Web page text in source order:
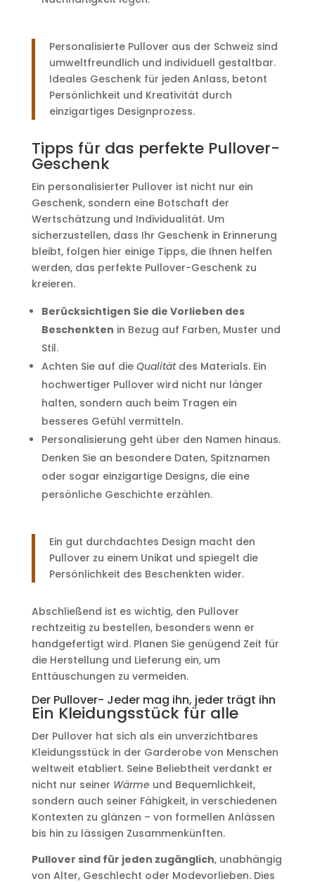
Personalisierte Pullover aus der Schweiz sind
umweltfreundlich und individuell gestaltbar.
Ideales Geschenk für jeden Anlass, betont
Persönlichkeit und Kreativität durch
einzigartiges Designprozess.
Tipps für das perfekte Pullover-
Geschenk
Ein personalisierter Pullover ist nicht nur ein
Geschenk, sondern eine Botschaft der
Wertschätzung und Individualität. Um
sicherzustellen, dass Ihr Geschenk in Erinnerung
bleibt, folgen hier einige Tipps, die Ihnen helfen
werden, das perfekte Pullover-Geschenk zu
kreieren.
Berücksichtigen Sie die Vorlieben des
Beschenkten in Bezug auf Farben, Muster und
Stil.
Achten Sie auf die Qualitätdes Materials. Ein
hochwertiger Pullover wird nicht nur länger
halten, sondern auch beim Tragen ein
besseres Gefühl vermitteln.
Personalisierung geht über den Namen hinaus.
Denken Sie an besondere Daten, Spitznamen
oder sogar einzigartige Designs, die eine
persönliche Geschichte erzählen.
Ein gut durchdachtes Design macht den
Pullover zu einem Unikat und spiegelt die
Persönlichkeit des Beschenkten wider.
Abschließend ist es wichtig, den Pullover
rechtzeitig zu bestellen, besonders wenn er
handgefertigt wird. Planen Sie genügend Zeit für
die Herstellung und Lieferung ein, um
Enttäuschungen zu vermeiden.
Der Pullover- Jeder mag ihn, jeder trägt ihn
Ein Kleidungsstück für alle
Der Pullover hat sich als ein unverzichtbares
Kleidungsstück in der Garderobe von Menschen
weltweit etabliert. Seine Beliebtheit verdankt er
nicht nur seiner Wärme und Bequemlichkeit,
sondern auch seiner Fähigkeit, in verschiedenen
Kontexten zu glänzen – von formellen Anlässen
bis hin zu lässigen Zusammenkünften.
Pullover sind für jeden zugänglich, unabhängig
von Alter, Geschlecht oder Modevorlieben. Dies